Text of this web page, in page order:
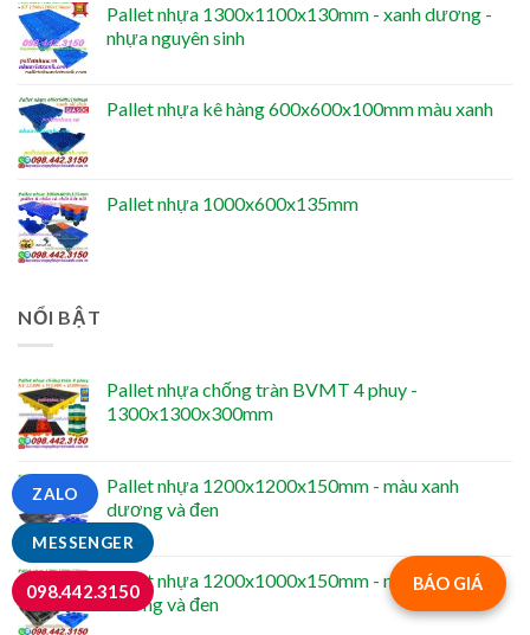
Pallet nhựa 1300x1100x130mm - xanh dương -
nhựa nguyên sinh
Pallet nhựa kê hàng 600x600x100mm màu xanh
Pallet nhựa 1000x600x135mm
NỔI BẬT
Pallet nhựa chống tràn BVMT 4 phuy -
1300x1300x300mm
Pallet nhựa 1200x1200x150mm - màu xanh
dương và đen
Pallet nhựa 1200x1000x150mm - màu xanh
dương và đen
BÁO GIÁ
MESSENGER
ZALO
098.442.3150